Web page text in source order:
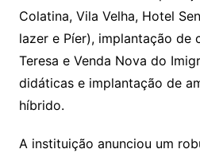
Colatina, Vila Velha, Hotel
lazer e Píer), implantação de
Teresa e Venda Nova do
didáticas e implantação de
híbrido.
A instituição anunciou um